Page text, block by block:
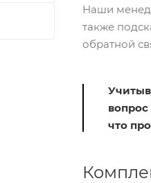
Наши
также
обратной
что